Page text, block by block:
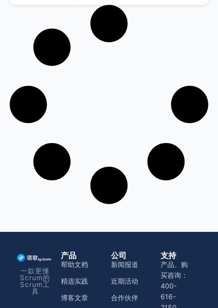
一款更懂
Scrum的
Scrum工
具
产品
帮助文档
精选实践
博客文章
公司
新闻报道
近期活动
合作伙伴
支持
产品、购
买咨询：
400-
616-